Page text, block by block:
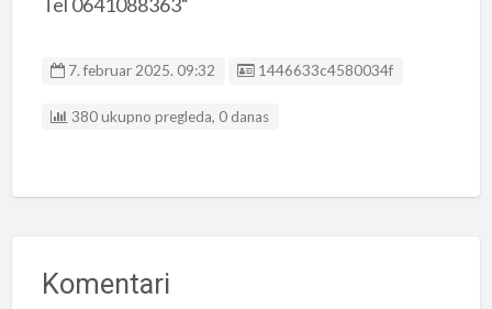
7. februar 2025. 09:32 Listing ID
1446633c4580034f
380 ukupno pregleda, 0 danas
Komentari